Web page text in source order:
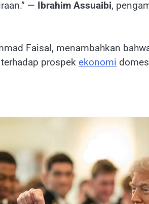
— Ibrahim Assuaibi,
Faisal, menambahkan
prospek ekonomi